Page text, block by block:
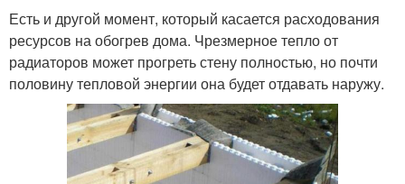
Есть и другой момент, который касается расходования
ресурсов на обогрев дома. Чрезмерное тепло от
радиаторов может прогреть стену полностью, но почти
половину тепловой энергии она будет отдавать наружу.